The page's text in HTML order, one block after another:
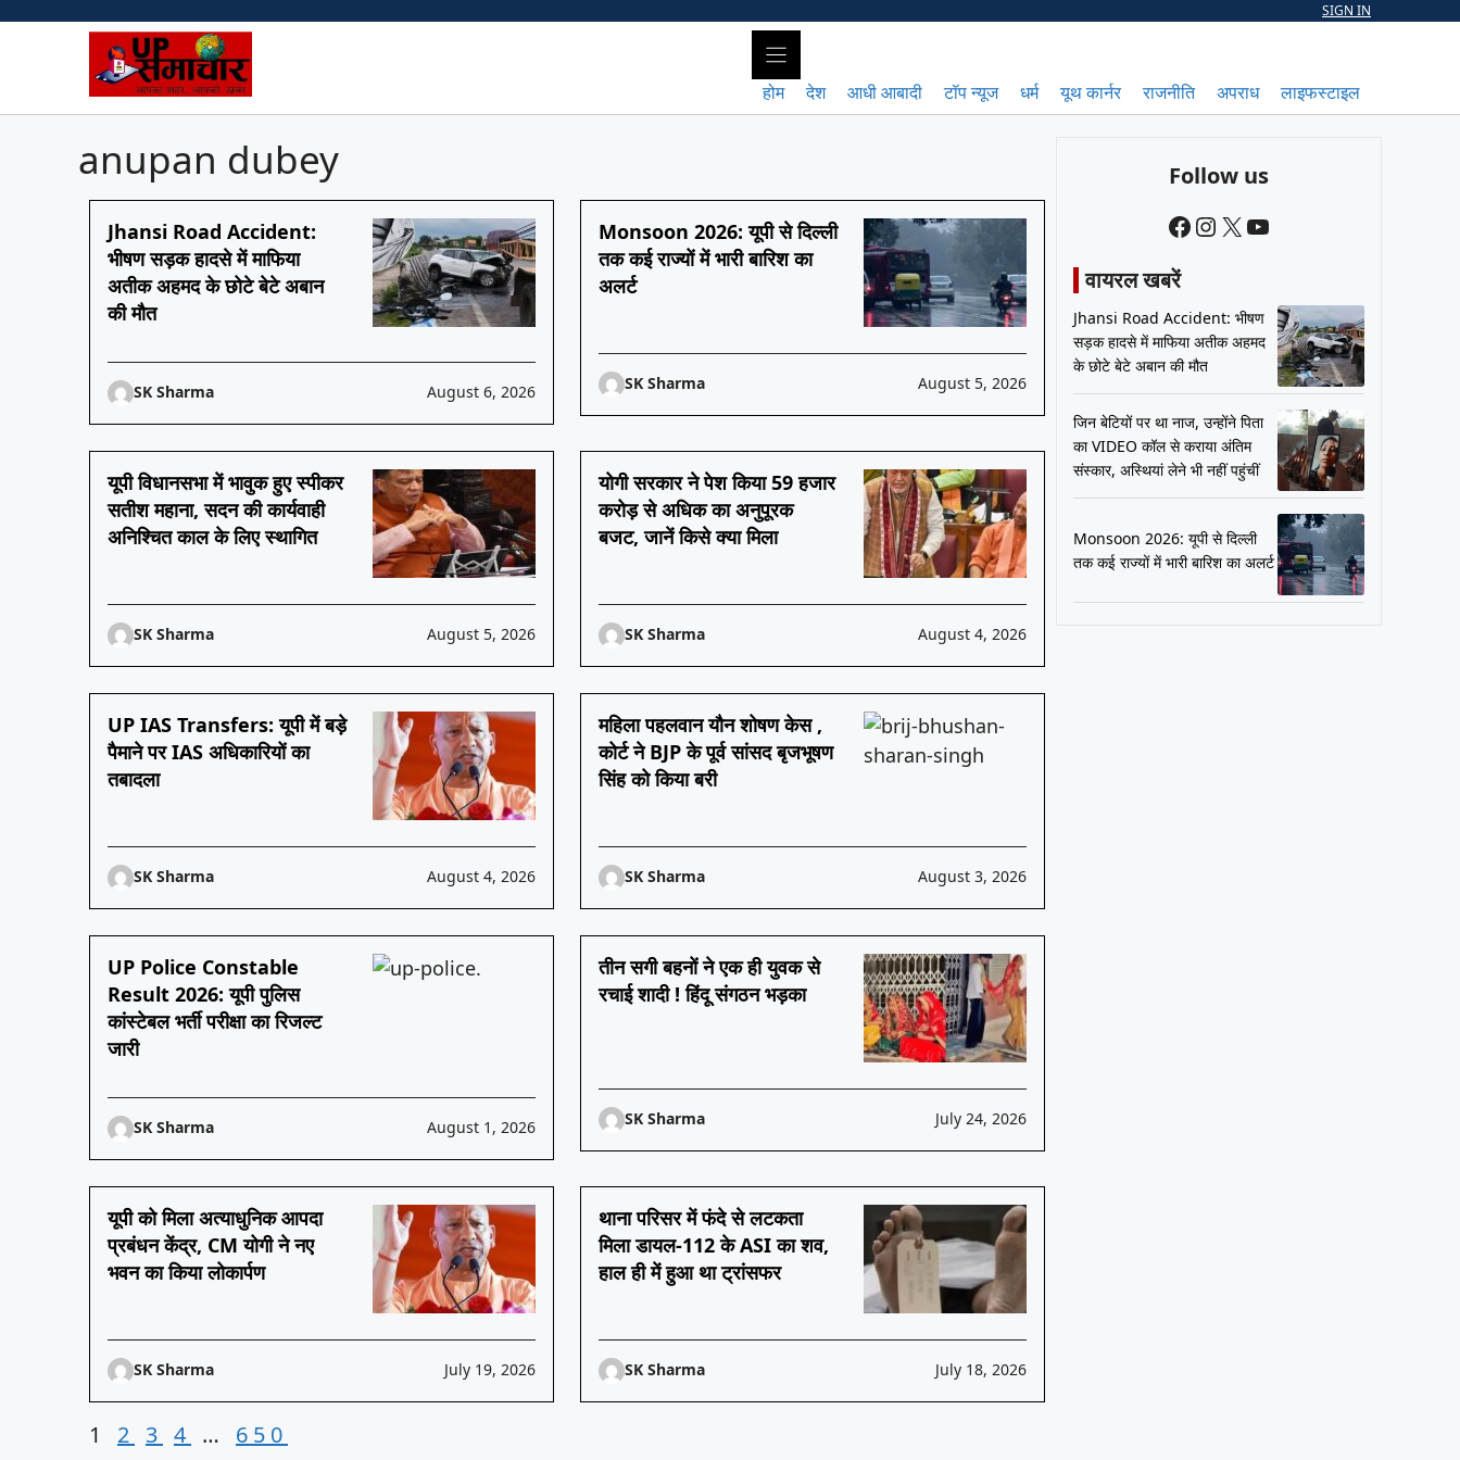
SIGN IN
होम देश आधी आबादी टॉप न्यूज धर्म यूथ कार्नर राजनीति अपराध लाइफस्टाइल
anupan dubey
Jhansi Road Accident:
भीषण सड़क हादसे में माफिया
अतीक अहमद के छोटे बेटे अबान
की मौत
SK Sharma August 6, 2026
Monsoon 2026: यूपी से दिल्ली
तक कई राज्यों में भारी बारिश का
अलर्ट
SK Sharma August 5, 2026
यूपी विधानसभा में भावुक हुए स्पीकर
सतीश महाना, सदन की कार्यवाही
अनिश्चित काल के लिए स्थागित
SK Sharma August 5, 2026
योगी सरकार ने पेश किया 59 हजार
करोड़ से अधिक का अनुपूरक
बजट, जानें किसे क्या मिला
SK Sharma August 4, 2026
UP IAS Transfers: यूपी में बड़े
पैमाने पर IAS अधिकारियों का
तबादला
SK Sharma August 4, 2026
महिला पहलवान यौन शोषण केस ,
कोर्ट ने BJP के पूर्व सांसद बृजभूषण
सिंह को किया बरी
SK Sharma August 3, 2026
UP Police Constable
Result 2026: यूपी पुलिस
कांस्टेबल भर्ती परीक्षा का रिजल्ट
जारी
SK Sharma August 1, 2026
तीन सगी बहनों ने एक ही युवक से
रचाई शादी ! हिंदू संगठन भड़का
SK Sharma July 24, 2026
यूपी को मिला अत्याधुनिक आपदा
प्रबंधन केंद्र, CM योगी ने नए
भवन का किया लोकार्पण
SK Sharma July 19, 2026
थाना परिसर में फंदे से लटकता
मिला डायल-112 के ASI का शव,
हाल ही में हुआ था ट्रांसफर
SK Sharma July 18, 2026
1 2 3 4 … 650
Follow us
Facebook
Instagram
X YouTube
वायरल खबरें
Jhansi Road Accident: भीषण
सड़क हादसे में माफिया अतीक अहमद
के छोटे बेटे अबान की मौत
जिन बेटियों पर था नाज, उन्होंने पिता
का VIDEO कॉल से कराया अंतिम
संस्कार, अस्थियां लेने भी नहीं पहुंचीं
Monsoon 2026: यूपी से दिल्ली
तक कई राज्यों में भारी बारिश का अलर्ट